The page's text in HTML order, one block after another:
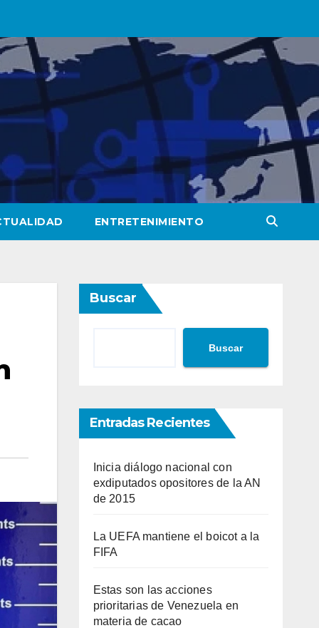
ENTRETENIMIENTO
Buscar
Buscar
Entradas Recientes
Inicia diálogo nacional con
exdiputados opositores de la AN
de 2015
La UEFA mantiene el boicot a la
FIFA
Estas son las acciones
prioritarias de Venezuela en
materia de cacao